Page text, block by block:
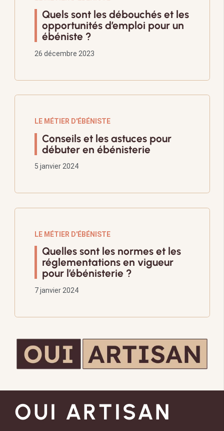
Quels sont les débouchés et les
opportunités d’emploi pour un
ébéniste ?
26 décembre 2023
LE MÉTIER D'ÉBÉNISTE
Conseils et les astuces pour
débuter en ébénisterie
5 janvier 2024
LE MÉTIER D'ÉBÉNISTE
Quelles sont les normes et les
réglementations en vigueur
pour l’ébénisterie ?
7 janvier 2024
OUI ARTISAN